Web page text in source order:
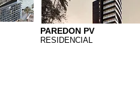
PAREDON PV
RESIDENCIAL